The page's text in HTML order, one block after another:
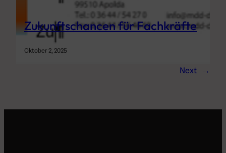
Zukunftschancen für Fachkräfte
Oktober 2, 2025
Next →